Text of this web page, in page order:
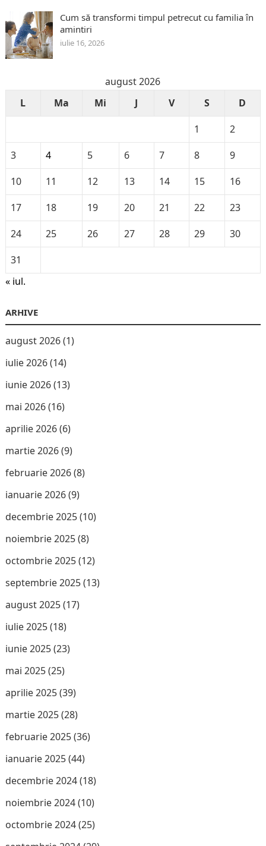
Cum să transformi timpul petrecut cu familia în
amintiri
iulie 16, 2026
august 2026
L
Ma Mi J V S
D
1
2
3
4 5 6 7 8
9
10
11 12 13 14 15
16
17
18 19 20 21 22
23
24
25 26 27 28 29
30
31
« iul.
ARHIVE
august 2026(1)
iulie 2026(14)
iunie 2026(13)
mai 2026(16)
aprilie 2026(6)
martie 2026(9)
februarie 2026(8)
ianuarie 2026(9)
decembrie 2025(10)
noiembrie 2025(8)
octombrie 2025(12)
septembrie 2025(13)
august 2025(17)
iulie 2025(18)
iunie 2025(23)
mai 2025(25)
aprilie 2025(39)
martie 2025(28)
februarie 2025(36)
ianuarie 2025(44)
decembrie 2024(18)
noiembrie 2024(10)
octombrie 2024(25)